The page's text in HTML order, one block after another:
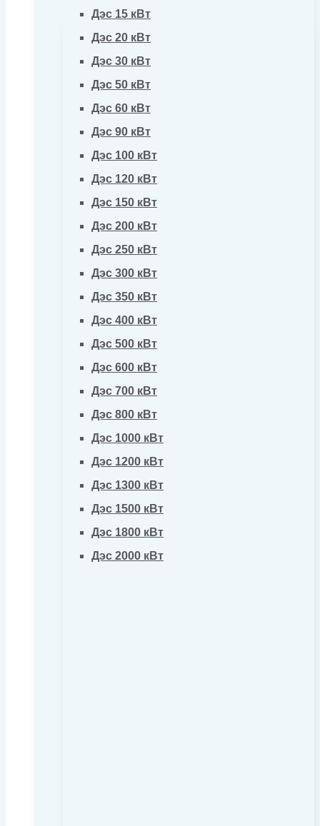
Дэс 15 кВт
Дэс 20 кВт
Дэс 30 кВт
Дэс 50 кВт
Дэс 60 кВт
Дэс 90 кВт
Дэс 100 кВт
Дэс 120 кВт
Дэс 150 кВт
Дэс 200 кВт
Дэс 250 кВт
Дэс 300 кВт
Дэс 350 кВт
Дэс 400 кВт
Дэс 500 кВт
Дэс 600 кВт
Дэс 700 кВт
Дэс 800 кВт
Дэс 1000 кВт
Дэс 1200 кВт
Дэс 1300 кВт
Дэс 1500 кВт
Дэс 1800 кВт
Дэс 2000 кВт